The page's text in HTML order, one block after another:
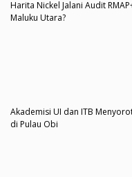
Harita Nickel Jalani Audit
Maluku Utara?
Akademisi UI dan ITB
di Pulau Obi